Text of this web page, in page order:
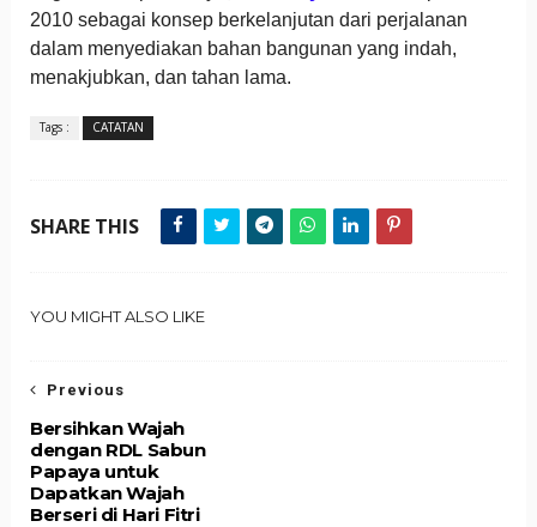
2010 sebagai konsep berkelanjutan dari perjalanan
dalam menyediakan bahan bangunan yang indah,
menakjubkan, dan tahan lama.
Tags : CATATAN
SHARE THIS
YOU MIGHT ALSO LIKE
Previous
Bersihkan Wajah
dengan RDL Sabun
Papaya untuk
Dapatkan Wajah
Berseri di Hari Fitri